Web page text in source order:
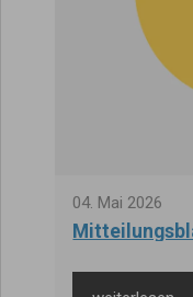
04. Mai 2026